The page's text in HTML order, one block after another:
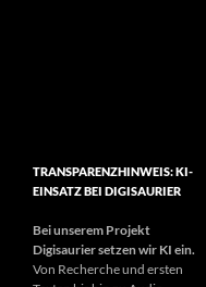
TRANSPARENZHINWEIS: KI-
EINSATZ BEI DIGISAURIER
Bei unserem Projekt
Digisaurier setzen wir KI ein.
Von Recherche und ersten